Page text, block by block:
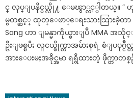
င္ လုပ္ျပနိုင္မယ္လို႔ ေမၽွာ္လင့္ပါတယ္။
မွတစ္ဆင့္ ထုတ္ေဖာ္ေရးသားသြားခဲ့တာ ျ
Sang ဟာ ျမန္မာကိုယ္စားျပဳ MMA အ
ဦးျဖစ္ၿပီး လူငယ္ဖိုက္တာအမ်ားစုရဲ့ စံျပပု
အားေပးမႈအခိုင္အမာ ရရွိထားတဲ့ ဖိုက္တာတ